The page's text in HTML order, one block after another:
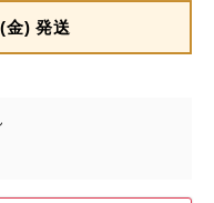
金) 発送